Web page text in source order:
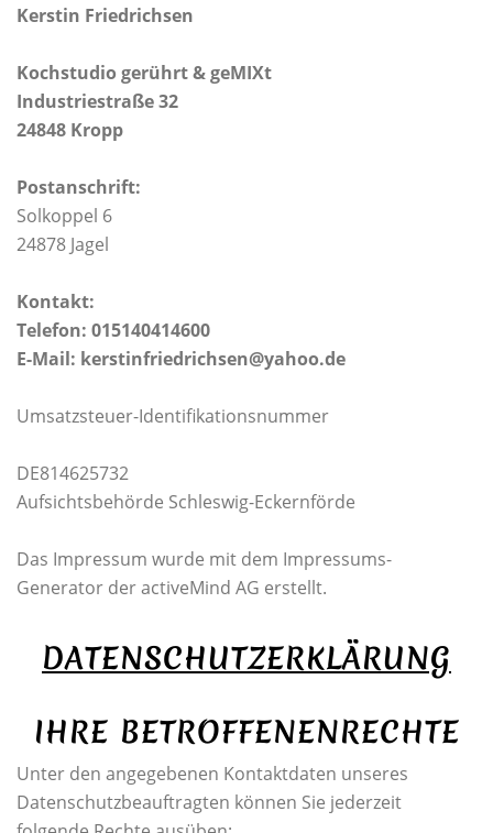
Kerstin Friedrichsen
Kochstudio gerührt & geMIXt
Industriestraße 32
24848 Kropp
Postanschrift:
Solkoppel 6
24878 Jagel
Kontakt:
Telefon: 015140414600
E-Mail: kerstinfriedrichsen@yahoo.de
Umsatzsteuer-Identifikationsnummer
DE814625732
Aufsichtsbehörde Schleswig-Eckernförde
Das Impressum wurde mit dem Impressums-
Generator der activeMind AG erstellt.
DATENSCHUTZERKLÄRUNG
IHRE BETROFFENENRECHTE
Unter den angegebenen Kontaktdaten unseres
Datenschutzbeauftragten können Sie jederzeit